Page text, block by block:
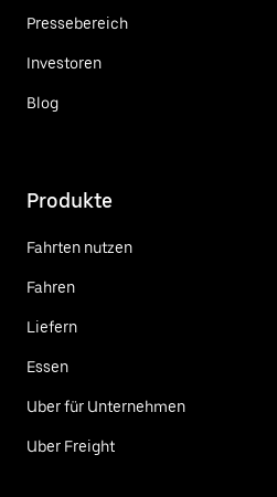
Pressebereich
Investoren
Blog
Produkte
Fahrten nutzen
Fahren
Liefern
Essen
Uber für Unternehmen
Uber Freight